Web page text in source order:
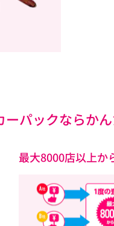
ーパックならか
最大8000店以上か